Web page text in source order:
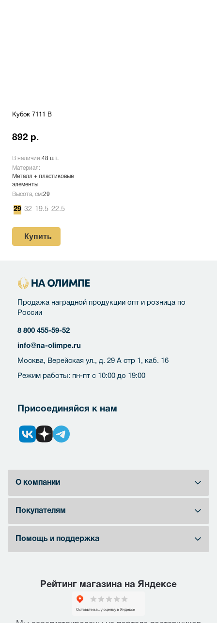
Кубок 7111 B
892 р.
В наличии:48 шт.
Материал:
Металл + пластиковые
элементы
Высота, см:29
29 32 19.5 22.5
Купить
Продажа наградной продукции опт и розница по
России
8 800 455-59-52
info@na-olimpe.ru
Москва, Верейская ул., д. 29 А стр 1, каб. 16
Режим работы: пн-пт с 10:00 до 19:00
Присоединяйся к нам
О компании
Покупателям
Помощь и поддержка
Рейтинг магазина на Яндексе